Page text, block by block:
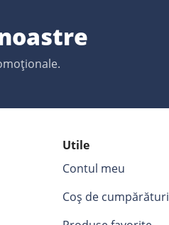
Utile
Contul meu
Coș de cumpărături